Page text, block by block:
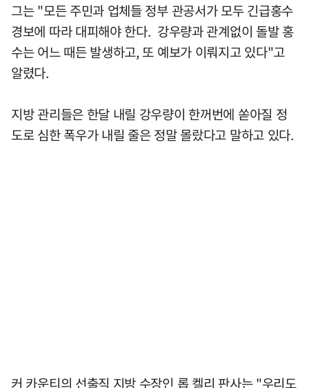
그는 "모든 주민과 업체들 정부 관공서가 모두 긴급홍수
경보에 따라 대피해야 한다. 강우량과 관계없이 돌발 홍
수는 어느 때든 발생하고, 또 예보가 이뤄지고 있다"고
알렸다.
지방 관리들은 한달 내릴 강우량이 한꺼번에 쏟아질 정
도로 심한 폭우가 내릴 줄은 정말 몰랐다고 말하고 있다.
커 카운티의 선출직 지방 수장인 롭 켈리 판사는 "우리도